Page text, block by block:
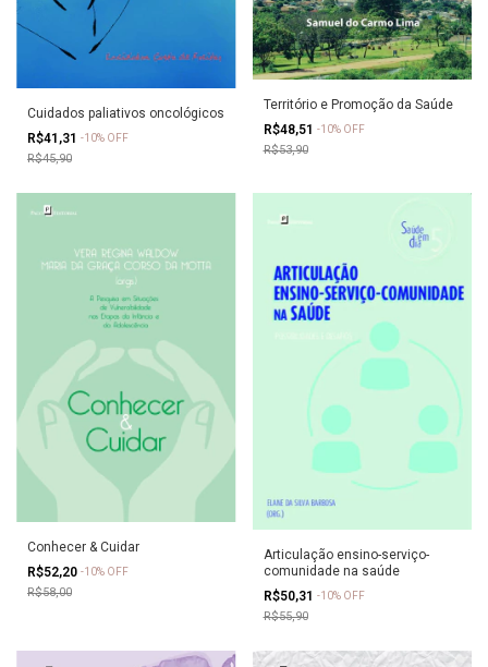
Cuidados paliativos oncológicos
R$41,31 -10% OFF
R$45,90
Território e Promoção da Saúde
R$48,51 -10% OFF
R$53,90
Conhecer & Cuidar
R$52,20 -10% OFF
R$58,00
Articulação ensino-serviço-
comunidade na saúde
R$50,31 -10% OFF
R$55,90